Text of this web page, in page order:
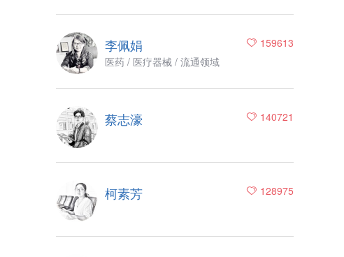
159613
李佩娟
医药 / 医疗器械 / 流通领域
140721
蔡志濠
128975
柯素芳